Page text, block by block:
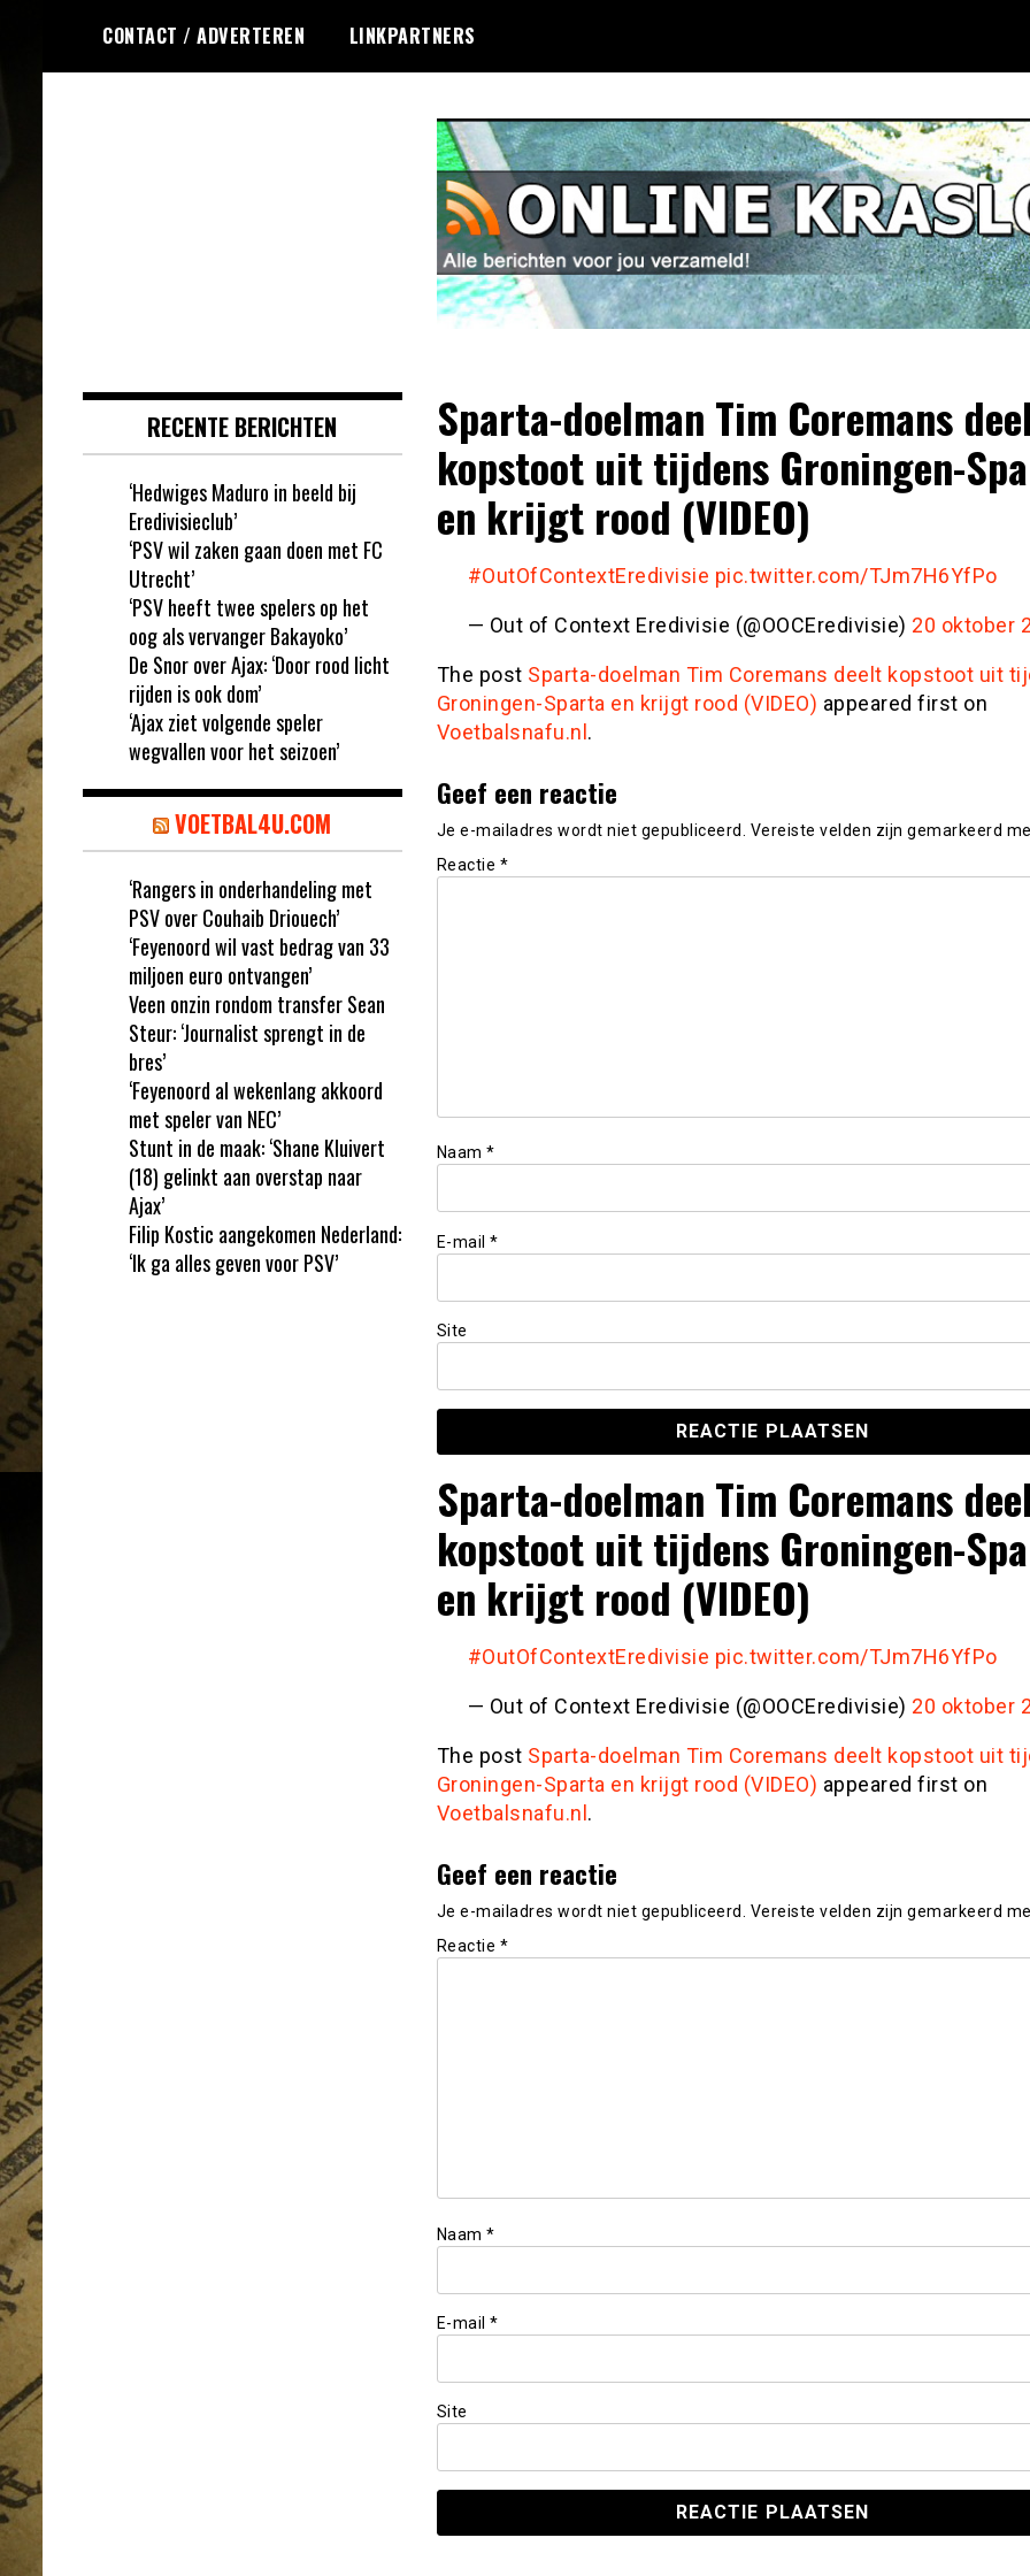
de
CONTACT / ADVERTEREN LINKPARTNERS
Sparta-doelman Tim Coremans
kopstoot uit tijdens Groningen-
en krijgt rood (VIDEO)
#OutOfContextEredivisie pic.twitter.com/TJm7H6YfPo
— Out of Context Eredivisie (@OOCEredivisie) 20 oktober
The post Sparta-doelman Tim Coremans deelt kopstoot uit
Groningen-Sparta en krijgt rood (VIDEO) appeared first on
Voetbalsnafu.nl.
Geef een reactie
Je e-mailadres wordt niet gepubliceerd.
Vereiste velden zijn gemarkeerd
Reactie *
Naam *
E-mail *
Site
Sparta-doelman Tim Coremans
kopstoot uit tijdens Groningen-
en krijgt rood (VIDEO)
#OutOfContextEredivisie pic.twitter.com/TJm7H6YfPo
— Out of Context Eredivisie (@OOCEredivisie) 20 oktober
The post Sparta-doelman Tim Coremans deelt kopstoot uit
Groningen-Sparta en krijgt rood (VIDEO) appeared first on
Voetbalsnafu.nl .
Geef een reactie
Je e-mailadres wordt niet gepubliceerd. Vereiste velden zijn gemarkeerd
Reactie *
Naam *
E-mail *
Site
RECENTE BERICHTEN
‘Hedwiges Maduro in beeld bij
Eredivisieclub’
‘PSV wil zaken gaan doen met FC
Utrecht’
‘PSV heeft twee spelers op het
oog als vervanger Bakayoko’
De Snor over Ajax: ‘Door rood licht
rijden is ook dom’
‘Ajax ziet volgende speler
wegvallen voor het seizoen’
VOETBAL4U.COM
‘Rangers in onderhandeling met
PSV over Couhaib Driouech’
‘Feyenoord wil vast bedrag van 33
miljoen euro ontvangen’
Veen onzin rondom transfer Sean
Steur: ‘Journalist sprengt in de
bres’
‘Feyenoord al wekenlang akkoord
met speler van NEC’
Stunt in de maak: ‘Shane Kluivert
(18) gelinkt aan overstap naar
Ajax’
Filip Kostic aangekomen Nederland:
‘Ik ga alles geven voor PSV’